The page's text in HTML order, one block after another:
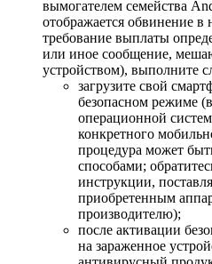
вымогателем семейства
отображается обвинение в
требование выплаты
или иное сообщение,
устройством), выполните
загрузите свой
безопасном режиме
операционной
конкретного
процедура может
способами;
инструкции,
приобретенным
производителю);
после активации
на зараженное